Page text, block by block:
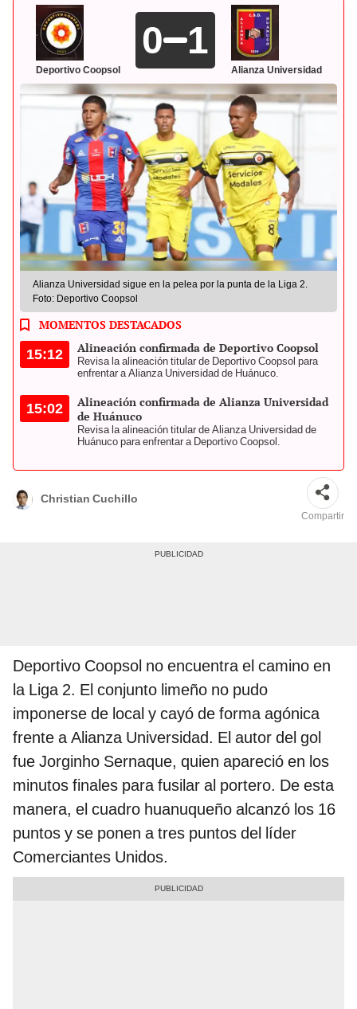
Deportivo Coopsol
0 1
Alianza Universidad
Alianza Universidad sigue en la pelea por la punta de la Liga 2.
Foto: Deportivo Coopsol
MOMENTOS DESTACADOS
15:12 Alineación confirmada de Deportivo Coopsol
Revisa la alineación titular de Deportivo Coopsol para
enfrentar a Alianza Universidad de Huánuco.
15:02
Alineación confirmada de Alianza Universidad
de Huánuco
Revisa la alineación titular de Alianza Universidad de
Huánuco para enfrentar a Deportivo Coopsol.
Christian Cuchillo
Compartir
Deportivo Coopsol no encuentra el camino en
la Liga 2. El conjunto limeño no pudo
imponerse de local y cayó de forma agónica
frente a Alianza Universidad. El autor del gol
fue Jorginho Sernaque, quien apareció en los
minutos finales para fusilar al portero. De esta
manera, el cuadro huanuqueño alcanzó los 16
puntos y se ponen a tres puntos del líder
Comerciantes Unidos.